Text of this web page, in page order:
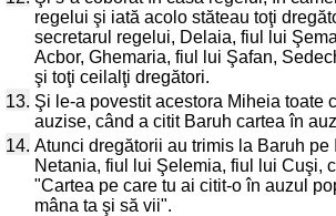
regelui şi iată acolo stăteau toţi
secretarul regelui, Delaia, fiul lui
Acbor, Ghemaria, fiul lui Şafan,
şi toţi ceilalţi dregători.
13. Şi le-a povestit acestora Miheia toate
auzise, când a citit Baruh cartea în
14. Atunci dregătorii au trimis la Baruh pe
Netania, fiul lui Şelemia, fiul lui Cuşi,
"Cartea pe care tu ai citit-o în auzul
mâna ta şi să vii".